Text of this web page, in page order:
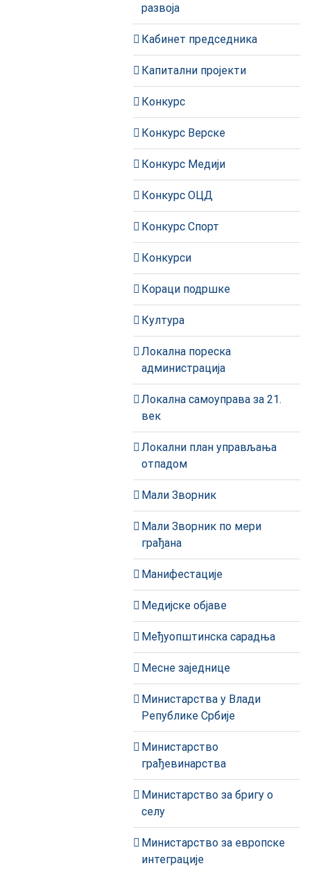
развоја
Кабинет председника
Капитални пројекти
Конкурс
Конкурс Верске
Конкурс Медији
Конкурс ОЦД
Конкурс Спорт
Конкурси
Кораци подршке
Култура
Локална пореска
администрација
Локална самоуправа за 21.
век
Локални план управљања
отпадом
Мали Зворник
Мали Зворник по мери
грађана
Манифестације
Медијске објаве
Међуопштинска сарадња
Месне заједнице
Министарства у Влади
Републике Србије
Министарство
грађевинарства
Министарство за бригу о
селу
Министарство за европске
интеграције